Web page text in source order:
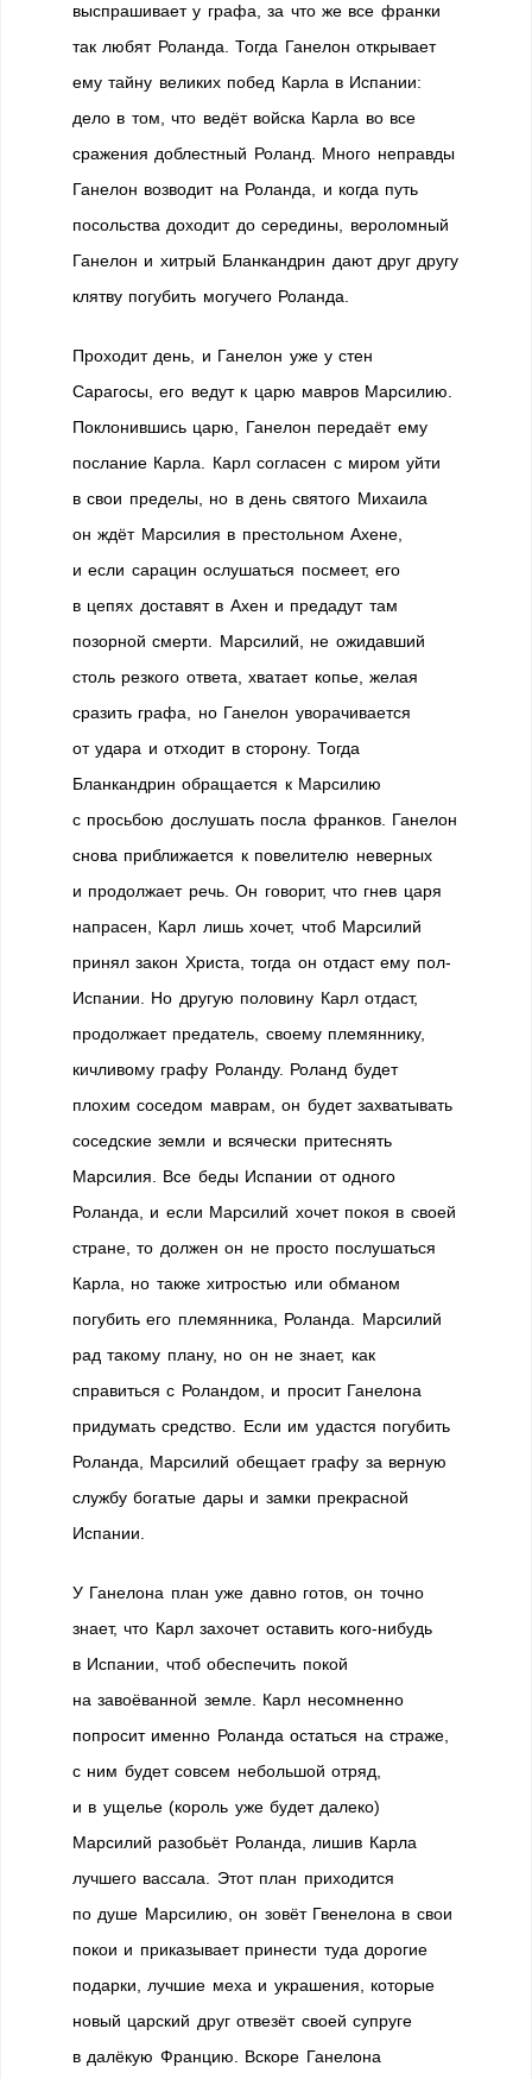
выспрашивает у графа, за что же все франки
так любят Роланда. Тогда Ганелон открывает
ему тайну великих побед Карла в Испании:
дело в том, что ведёт войска Карла во все
сражения доблестный Роланд. Много неправды
Ганелон возводит на Роланда, и когда путь
посольства доходит до середины, вероломный
Ганелон и хитрый Бланкандрин дают друг другу
клятву погубить могучего Роланда.
Проходит день, и Ганелон уже у стен
Сарагосы, его ведут к царю мавров Марсилию.
Поклонившись царю, Ганелон передаёт ему
послание Карла. Карл согласен с миром уйти
в свои пределы, но в день святого Михаила
он ждёт Марсилия в престольном Ахене,
и если сарацин ослушаться посмеет, его
в цепях доставят в Ахен и предадут там
позорной смерти. Марсилий, не ожидавший
столь резкого ответа, хватает копье, желая
сразить графа, но Ганелон уворачивается
от удара и отходит в сторону. Тогда
Бланкандрин обращается к Марсилию
с просьбою дослушать посла франков. Ганелон
снова приближается к повелителю неверных
и продолжает речь. Он говорит, что гнев царя
напрасен, Карл лишь хочет, чтоб Марсилий
принял закон Христа, тогда он отдаст ему пол-
Испании. Но другую половину Карл отдаст,
продолжает предатель, своему племяннику,
кичливому графу Роланду. Роланд будет
плохим соседом маврам, он будет захватывать
соседские земли и всячески притеснять
Марсилия. Все беды Испании от одного
Роланда, и если Марсилий хочет покоя в своей
стране, то должен он не просто послушаться
Карла, но также хитростью или обманом
погубить его племянника, Роланда. Марсилий
рад такому плану, но он не знает, как
справиться с Роландом, и просит Ганелона
придумать средство. Если им удастся погубить
Роланда, Марсилий обещает графу за верную
службу богатые дары и замки прекрасной
Испании.
У Ганелона план уже давно готов, он точно
знает, что Карл захочет оставить кого-нибудь
в Испании, чтоб обеспечить покой
на завоёванной земле. Карл несомненно
попросит именно Роланда остаться на страже,
с ним будет совсем небольшой отряд,
и в ущелье (король уже будет далеко)
Марсилий разобьёт Роланда, лишив Карла
лучшего вассала. Этот план приходится
по душе Марсилию, он зовёт Гвенелона в свои
покои и приказывает принести туда дорогие
подарки, лучшие меха и украшения, которые
новый царский друг отвезёт своей супруге
в далёкую Францию. Вскоре Ганелона